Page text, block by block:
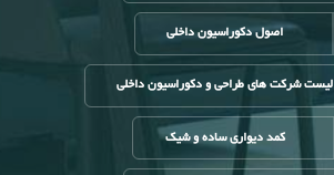
اصول دکوراسیون داخلی
لیست شرکت های طراحی و دکوراسیون داخلی
کمد دیواری ساده و شیک